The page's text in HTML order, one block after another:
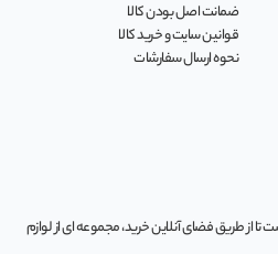
ضمانت اصل بودن کالا
قوانین سایت و خرید کالا
نحوه ارسال سفارشات
تا از طریق فضای آنلاین خرید، مجموعه‌ ای از لوازم